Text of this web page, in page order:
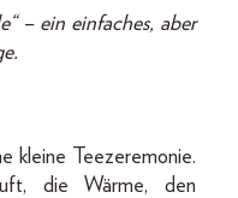
– ein einfaches, aber
kleine Teezeremonie.
die Wärme, den